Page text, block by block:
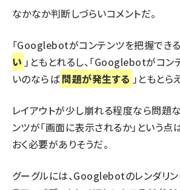
なかなか判断しづらいコメントだ。
「Googlebotがコンテンツを把握でき
い 」ともとれるし、「Googlebotがコ
いのならば問題が発生する 」ともとら
レイアウトが少し崩れる程度なら問題
ンツが「画面に表示されるか」という点
おく必要がありそうだ。
グーグルには、Googlebotのレンダリ